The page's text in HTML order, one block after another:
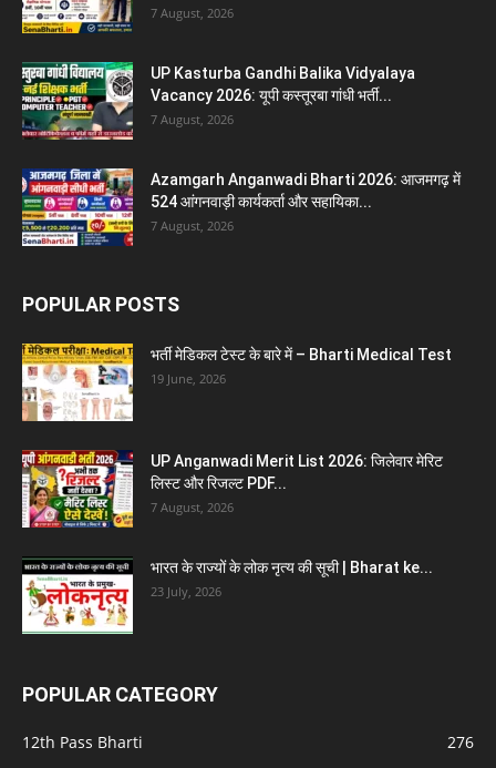
7 August, 2026
UP Kasturba Gandhi Balika Vidyalaya
Vacancy 2026: यूपी कस्तूरबा गांधी भर्ती...
7 August, 2026
Azamgarh Anganwadi Bharti 2026: आजमगढ़ में
524 आंगनवाड़ी कार्यकर्ता और सहायिका...
7 August, 2026
POPULAR POSTS
भर्ती मेडिकल टेस्ट के बारे में – Bharti Medical Test
19 June, 2026
UP Anganwadi Merit List 2026: जिलेवार मेरिट
लिस्ट और रिजल्ट PDF...
7 August, 2026
भारत के राज्यों के लोक नृत्य की सूची | Bharat ke...
23 July, 2026
POPULAR CATEGORY
12th Pass Bharti
276